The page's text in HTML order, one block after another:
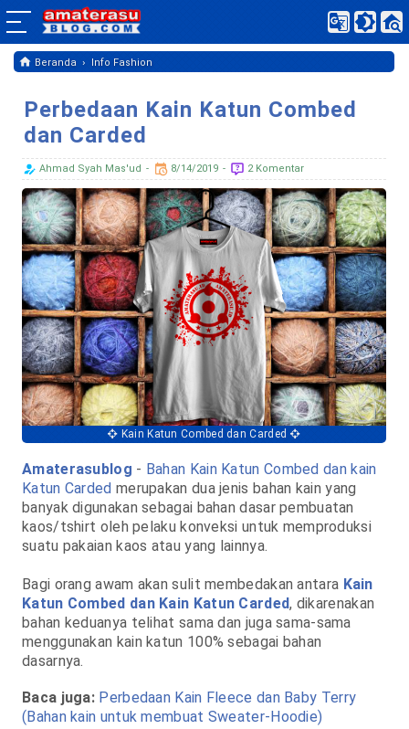
Beranda › Info Fashion
Perbedaan Kain Katun Combed
dan Carded
Ahmad Syah Mas'ud 8/14/2019 2 Komentar
Kain Katun Combed dan Carded
Amaterasublog - Bahan Kain Katun Combed dan kain
Katun Carded merupakan dua jenis bahan kain yang
banyak digunakan sebagai bahan dasar pembuatan
kaos/tshirt oleh pelaku konveksi untuk memproduksi
suatu pakaian kaos atau yang lainnya.
Bagi orang awam akan sulit membedakan antara Kain
Katun Combed dan Kain Katun Carded, dikarenakan
bahan keduanya telihat sama dan juga sama-sama
menggunakan kain katun 100% sebagai bahan
dasarnya.
Baca juga: Perbedaan Kain Fleece dan Baby Terry
(Bahan kain untuk membuat Sweater-Hoodie)